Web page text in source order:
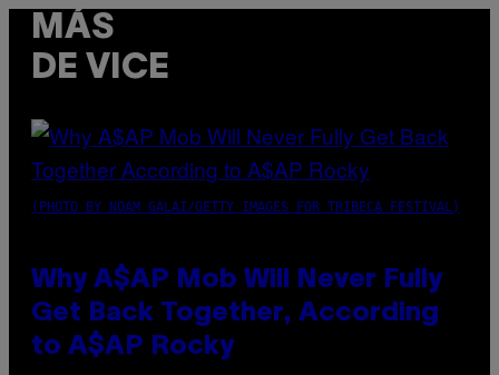
MÁS
DE VICE
(PHOTO BY NOAM GALAI/GETTY IMAGES FOR TRIBECA FESTIVAL)
Why A$AP Mob Will Never Fully
Get Back Together, According
to A$AP Rocky